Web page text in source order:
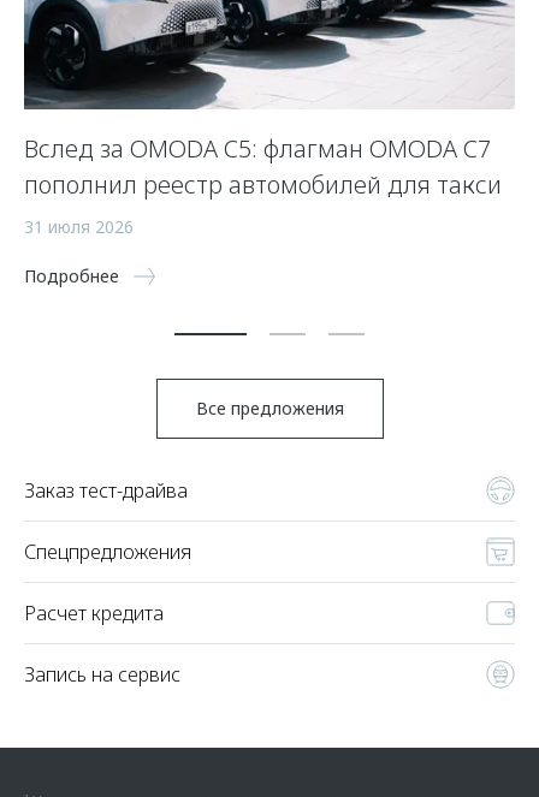
Вслед за OMODA C5: флагман OMODA C7
пополнил реестр автомобилей для такси
31 июля 2026
Подробнее
Все предложения
Заказ тест-драйва
Спецпредложения
Расчет кредита
Запись на сервис